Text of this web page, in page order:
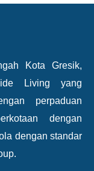
Kota Gresik,
Living yang
perpaduan
dengan
dengan standar